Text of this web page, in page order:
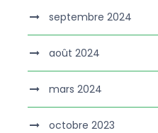
septembre 2024
août 2024
mars 2024
octobre 2023